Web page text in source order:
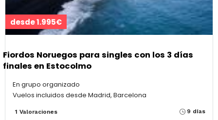
desde 1.995€
Fiordos Noruegos para singles con los 3 días
finales en Estocolmo
En grupo organizado
Vuelos incluidos desde Madrid, Barcelona
1 Valoraciones 9 días